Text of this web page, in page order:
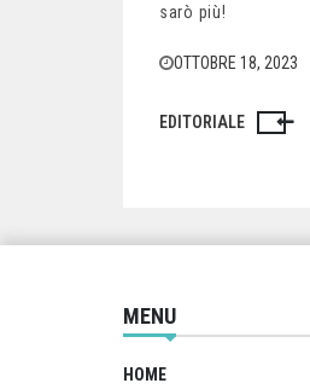
sarò più!
OTTOBRE 18, 2023
Navigazione
EDITORIALE
MENU
HOME